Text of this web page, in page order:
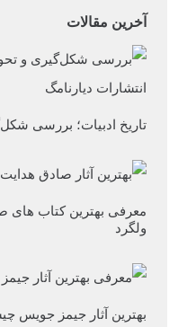
آخرین مقالات
تاریخ ادبیات؛ بررسی
معرفی بهترین کتاب های
ولگرد
بهترین آثار جیمز جویس